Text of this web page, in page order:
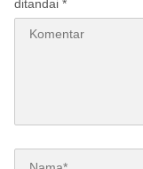
ditandai *